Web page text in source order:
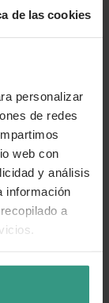
de las cookies
personalizar
de redes
web con
y análisis
información
a